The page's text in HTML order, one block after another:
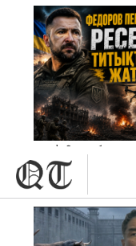
ماڭىنداعىنە جاڭا